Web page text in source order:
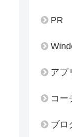
PR
アプ
コー
ブロ